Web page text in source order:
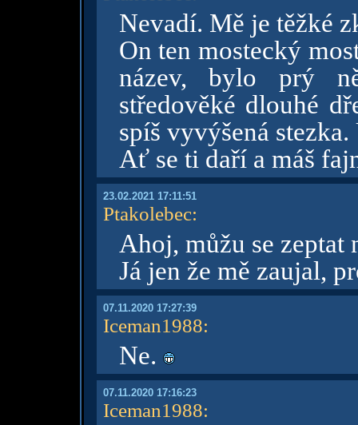
Nevadí. Mě je těžké
On ten mostecký
název, bylo prý
středověké dlouhé
spíš vyvýšená
Ať se ti daří a máš
23.02.2021 17:11:51
Ptakolebec:
Ahoj, můžu se zeptat
Já jen že mě zaujal,
07.11.2020 17:27:39
Iceman1988:
Ne.
07.11.2020 17:16:23
Iceman1988: